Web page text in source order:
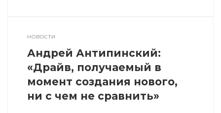
НОВОСТИ
Андрей Антипинский:
«Драйв, получаемый в
момент создания нового,
ни с чем не сравнить»